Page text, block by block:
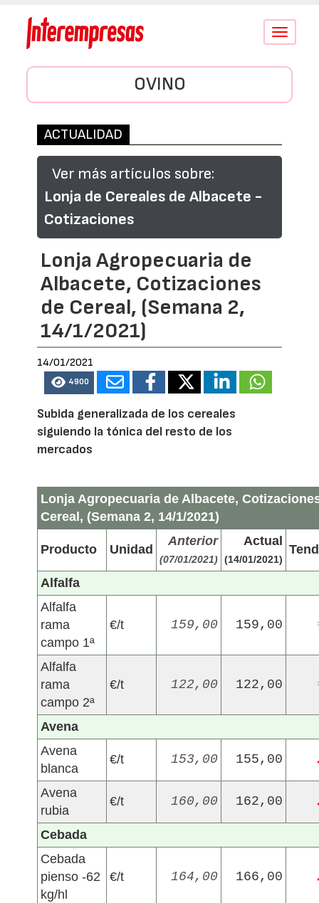
Conmutar
OVINO
ACTUALIDAD
Ver más artículos sobre:
Lonja de Cereales de Albacete -
Cotizaciones
Lonja Agropecuaria de
Albacete, Cotizaciones
de Cereal, (Semana 2,
14/1/2021)
14/01/2021
4900
Subida generalizada de los cereales
siguiendo la tónica del resto de los
mercados
Lonja Agropecuaria de Albacete,
Cereal, (Semana 2, 14/1/2021)
Producto Unidad
Anterior
(07/01/2021)
Actual
(14/01/2021)
Alfalfa
Alfalfa
rama
campo 1ª
€/t 159,00 159,00
Alfalfa
rama
campo 2ª
€/t 122,00 122,00
Avena
Avena
blanca
€/t 153,00 155,00
Avena
rubia
€/t 160,00 162,00
Cebada
Cebada
pienso -62
kg/hl
€/t 164,00 166,00